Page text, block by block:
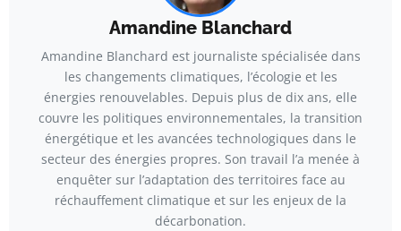
Amandine Blanchard
Amandine Blanchard est journaliste spécialisée dans
les changements climatiques, l’écologie et les
énergies renouvelables. Depuis plus de dix ans, elle
couvre les politiques environnementales, la transition
énergétique et les avancées technologiques dans le
secteur des énergies propres. Son travail l’a menée à
enquêter sur l’adaptation des territoires face au
réchauffement climatique et sur les enjeux de la
décarbonation.